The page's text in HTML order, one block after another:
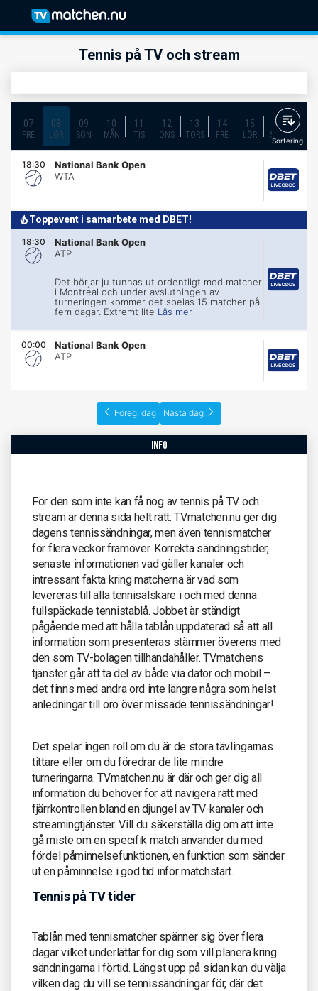
Tennis på TV och stream
07
FRE
08
LÖR
09
SÖN
10
MÅN
11
TIS
12
ONS
13
TORS
14
FRE
15
LÖR
16
SÖN
Sortering
18:30
National Bank Open
WTA
Toppevent i samarbete med DBET!
18:30
National Bank Open
ATP
Det börjar ju tunnas ut ordentligt med matcher
i Montreal och under avslutningen av
turneringen kommer det spelas 15 matcher på
fem dagar. Extremt lite Läs mer
00:00
National Bank Open
ATP
Föreg. dag Nästa dag
info
För den som inte kan få nog av tennis på TV och
stream är denna sida helt rätt. TVmatchen.nu ger dig
dagens tennissändningar, men även tennismatcher
för flera veckor framöver. Korrekta sändningstider,
senaste informationen vad gäller kanaler och
intressant fakta kring matcherna är vad som
levereras till alla tennisälskare i och med denna
fullspäckade tennistablå. Jobbet är ständigt
pågående med att hålla tablån uppdaterad så att all
information som presenteras stämmer överens med
den som TV-bolagen tillhandahåller. TVmatchens
tjänster går att ta del av både via dator och mobil –
det finns med andra ord inte längre några som helst
anledningar till oro över missade tennissändningar!
Det spelar ingen roll om du är de stora tävlingarnas
tittare eller om du föredrar de lite mindre
turneringarna. TVmatchen.nu är där och ger dig all
information du behöver för att navigera rätt med
fjärrkontrollen bland en djungel av TV-kanaler och
streamingtjänster. Vill du säkerställa dig om att inte
gå miste om en specifik match använder du med
fördel påminnelsefunktionen, en funktion som sänder
ut en påminnelse i god tid inför matchstart.
Tennis på TV tider
Tablån med tennismatcher spänner sig över flera
dagar vilket underlättar för dig som vill planera kring
sändningarna i förtid. Längst upp på sidan kan du välja
vilken dag du vill se tennissändningar för, där det